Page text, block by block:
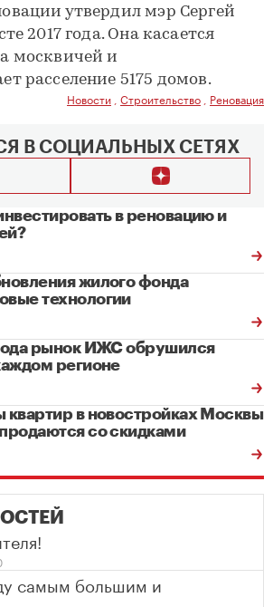
утвердил мэр Сергей
2017 года. Она касается
москвичей и
расселение 5175 домов.
Новости Строительство Реновация
В СОЦИАЛЬНЫХ СЕТЯХ
в реновацию и
жилого фонда
технологии
рынок ИЖС обрушился
регионе
квартир в новостройках Москвы
со скидками
самым большим и